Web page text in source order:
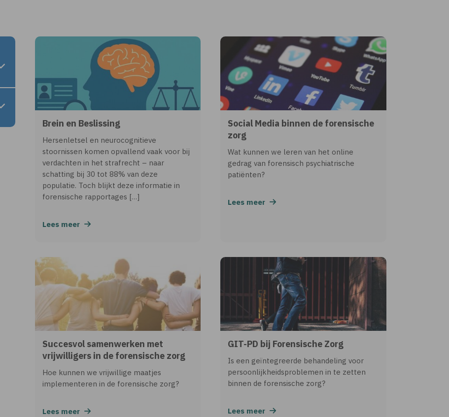
Brein en Beslissing
Hersenletsel en neurocognitieve
stoornissen komen opvallend vaak voor bij
verdachten in het strafrecht – naar
schatting bij 30 tot 88% van deze
populatie. Toch blijkt deze informatie in
forensische rapportages […]
Lees meer
Social Media binnen de forensische
zorg
Wat kunnen we leren van het online
gedrag van forensisch psychiatrische
patiënten?
Lees meer
Succesvol samenwerken met
vrijwilligers in de forensische zorg
Hoe kunnen we vrijwillige maatjes
implementeren in de forensische zorg?
Lees meer
GIT-PD bij Forensische Zorg
Is een geïntegreerde behandeling voor
persoonlijkheidsproblemen in te zetten
binnen de forensische zorg?
Lees meer